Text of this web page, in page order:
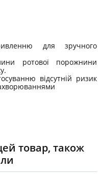
для зручного
ротової порожнини
відсутній ризик
товар, також